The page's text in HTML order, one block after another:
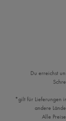
Du erreichst
*gilt für Lieferungen
andere
Alle